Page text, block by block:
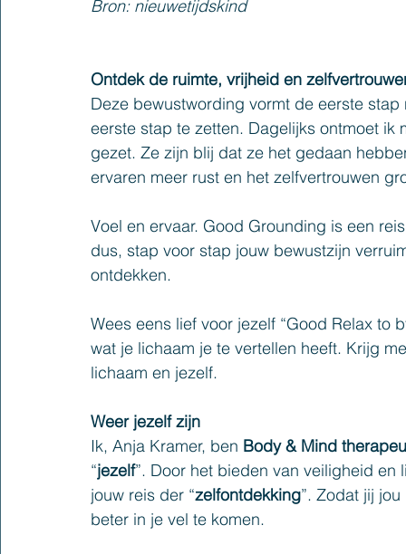
Bron: nieuwetijdskind
Ontdek de ruimte, vrijheid en
Deze bewustwording vormt de eerste
eerste stap te zetten. Dagelijks ontmoet
gezet. Ze zijn blij dat ze het gedaan
ervaren meer rust en het zelfvertrouwen
Voel en ervaar. Good Grounding is een
dus, stap voor stap jouw bewustzijn
ontdekken.
Wees eens lief voor jezelf “Good Relax
wat je lichaam je te vertellen heeft. Krijg
lichaam en jezelf.
Weer jezelf zijn
Ik, Anja Kramer, ben Body & Mind
“jezelf”. Door het bieden van veiligheid
jouw reis der “zelfontdekking”. Zodat jij
beter in je vel te komen.